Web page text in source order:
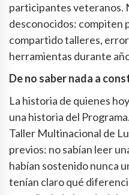
participantes veteranos.
desconocidos: compiten
compartido talleres,
herramientas durante
De no saber nada a
La historia de quienes
una historia del
Taller Multinacional de
previos: no sabían leer
habían sostenido nunca
tenían claro qué